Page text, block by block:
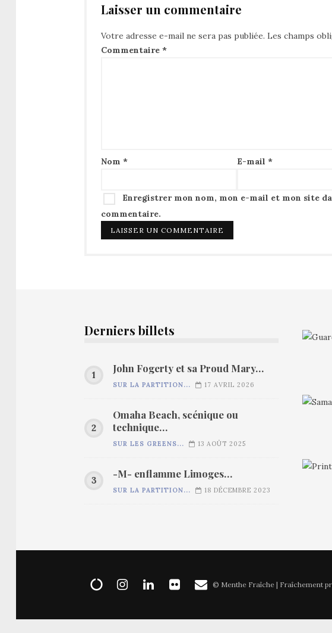
Laisser un commentaire
Votre adresse e-mail ne sera pas publiée. Les champs
Commentaire *
Nom * E-mail *
Enregistrer mon nom, mon e-mail et mon site
commentaire.
Derniers billets
John Fogerty et sa Proud Mary…
SUR LA PARTITION... 17 AVRIL 2026
Omaha Beach, scénique ou
technique…
SUR LES GREENS... 13 AOÛT 2025
-M- enflamme Limoges…
SUR LA PARTITION... 18 DÉCEMBRE 2023
© Menthe Fraîche | Fraîchement